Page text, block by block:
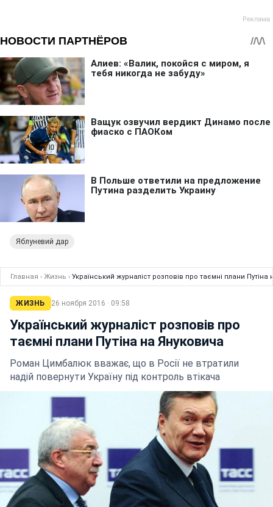
Яблуневий дар
Главная › Жизнь › Український журналіст розповів про таємні плани Путіна
ЖИЗНЬ 26 ноября 2016 · 09:58
Український журналіст розповів про
таємні плани Путіна на Януковича
Роман Цимбалюк вважає, що в Росії не втратили
надій повернути Україну під контроль втікача